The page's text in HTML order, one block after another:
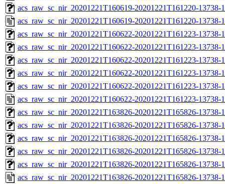
acs_raw_sc_nir_20201221T160619-20201221T161220-13738-
acs_raw_sc_nir_20201221T160619-20201221T161220-13738-
acs_raw_sc_nir_20201221T160622-20201221T161223-
acs_raw_sc_nir_20201221T160622-20201221T161223-13738-
acs_raw_sc_nir_20201221T160622-20201221T161223-13738-
acs_raw_sc_nir_20201221T160622-20201221T161223-13738-
acs_raw_sc_nir_20201221T160622-20201221T161223-13738-
acs_raw_sc_nir_20201221T160622-20201221T161223-13738-
acs_raw_sc_nir_20201221T163826-20201221T165826-13738-
acs_raw_sc_nir_20201221T163826-20201221T165826-13738-
acs_raw_sc_nir_20201221T163826-20201221T165826-13738-
acs_raw_sc_nir_20201221T163826-20201221T165826-13738-
acs_raw_sc_nir_20201221T163826-20201221T165826-13738-
acs_raw_sc_nir_20201221T163826-20201221T165826-13738-